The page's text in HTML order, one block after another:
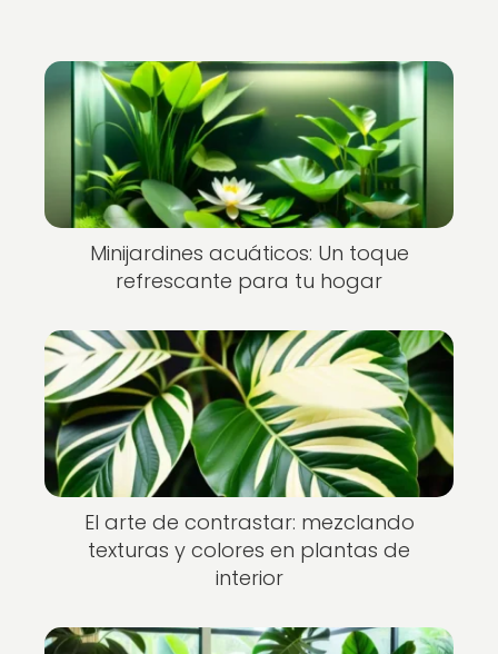
Minijardines acuáticos: Un toque
refrescante para tu hogar
El arte de contrastar: mezclando
texturas y colores en plantas de
interior